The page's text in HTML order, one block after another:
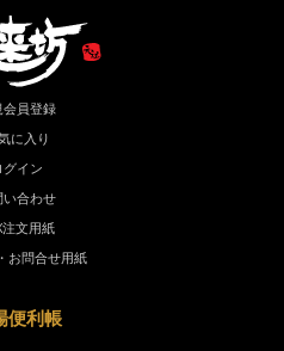
会員登録
に入り
グイン
い合わせ
注文用紙
お問合せ用紙
便利帳